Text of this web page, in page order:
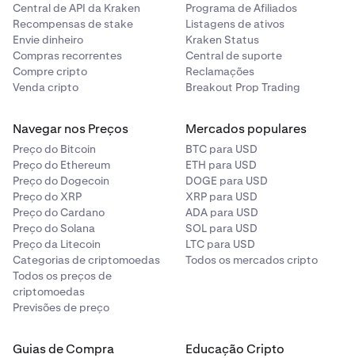
Central de API da Kraken
Recompensas de stake
Envie dinheiro
Compras recorrentes
Compre cripto
Venda cripto
Programa de Afiliados
Listagens de ativos
Kraken Status
Central de suporte
Reclamações
Breakout Prop Trading
Navegar nos Preços
Preço do Bitcoin
Preço do Ethereum
Preço do Dogecoin
Preço do XRP
Preço do Cardano
Preço do Solana
Preço da Litecoin
Categorias de criptomoedas
Todos os preços de
criptomoedas
Previsões de preço
Mercados populares
BTC para USD
ETH para USD
DOGE para USD
XRP para USD
ADA para USD
SOL para USD
LTC para USD
Todos os mercados cripto
Guias de Compra Educação Cripto